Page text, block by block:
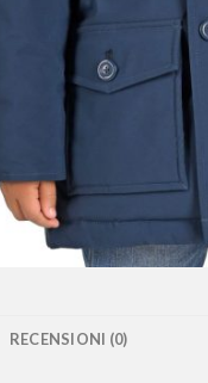
RECENSIONI (0)